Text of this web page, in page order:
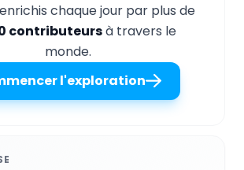
chaque jour par plus de
contributeursà travers le
monde.
l'exploration